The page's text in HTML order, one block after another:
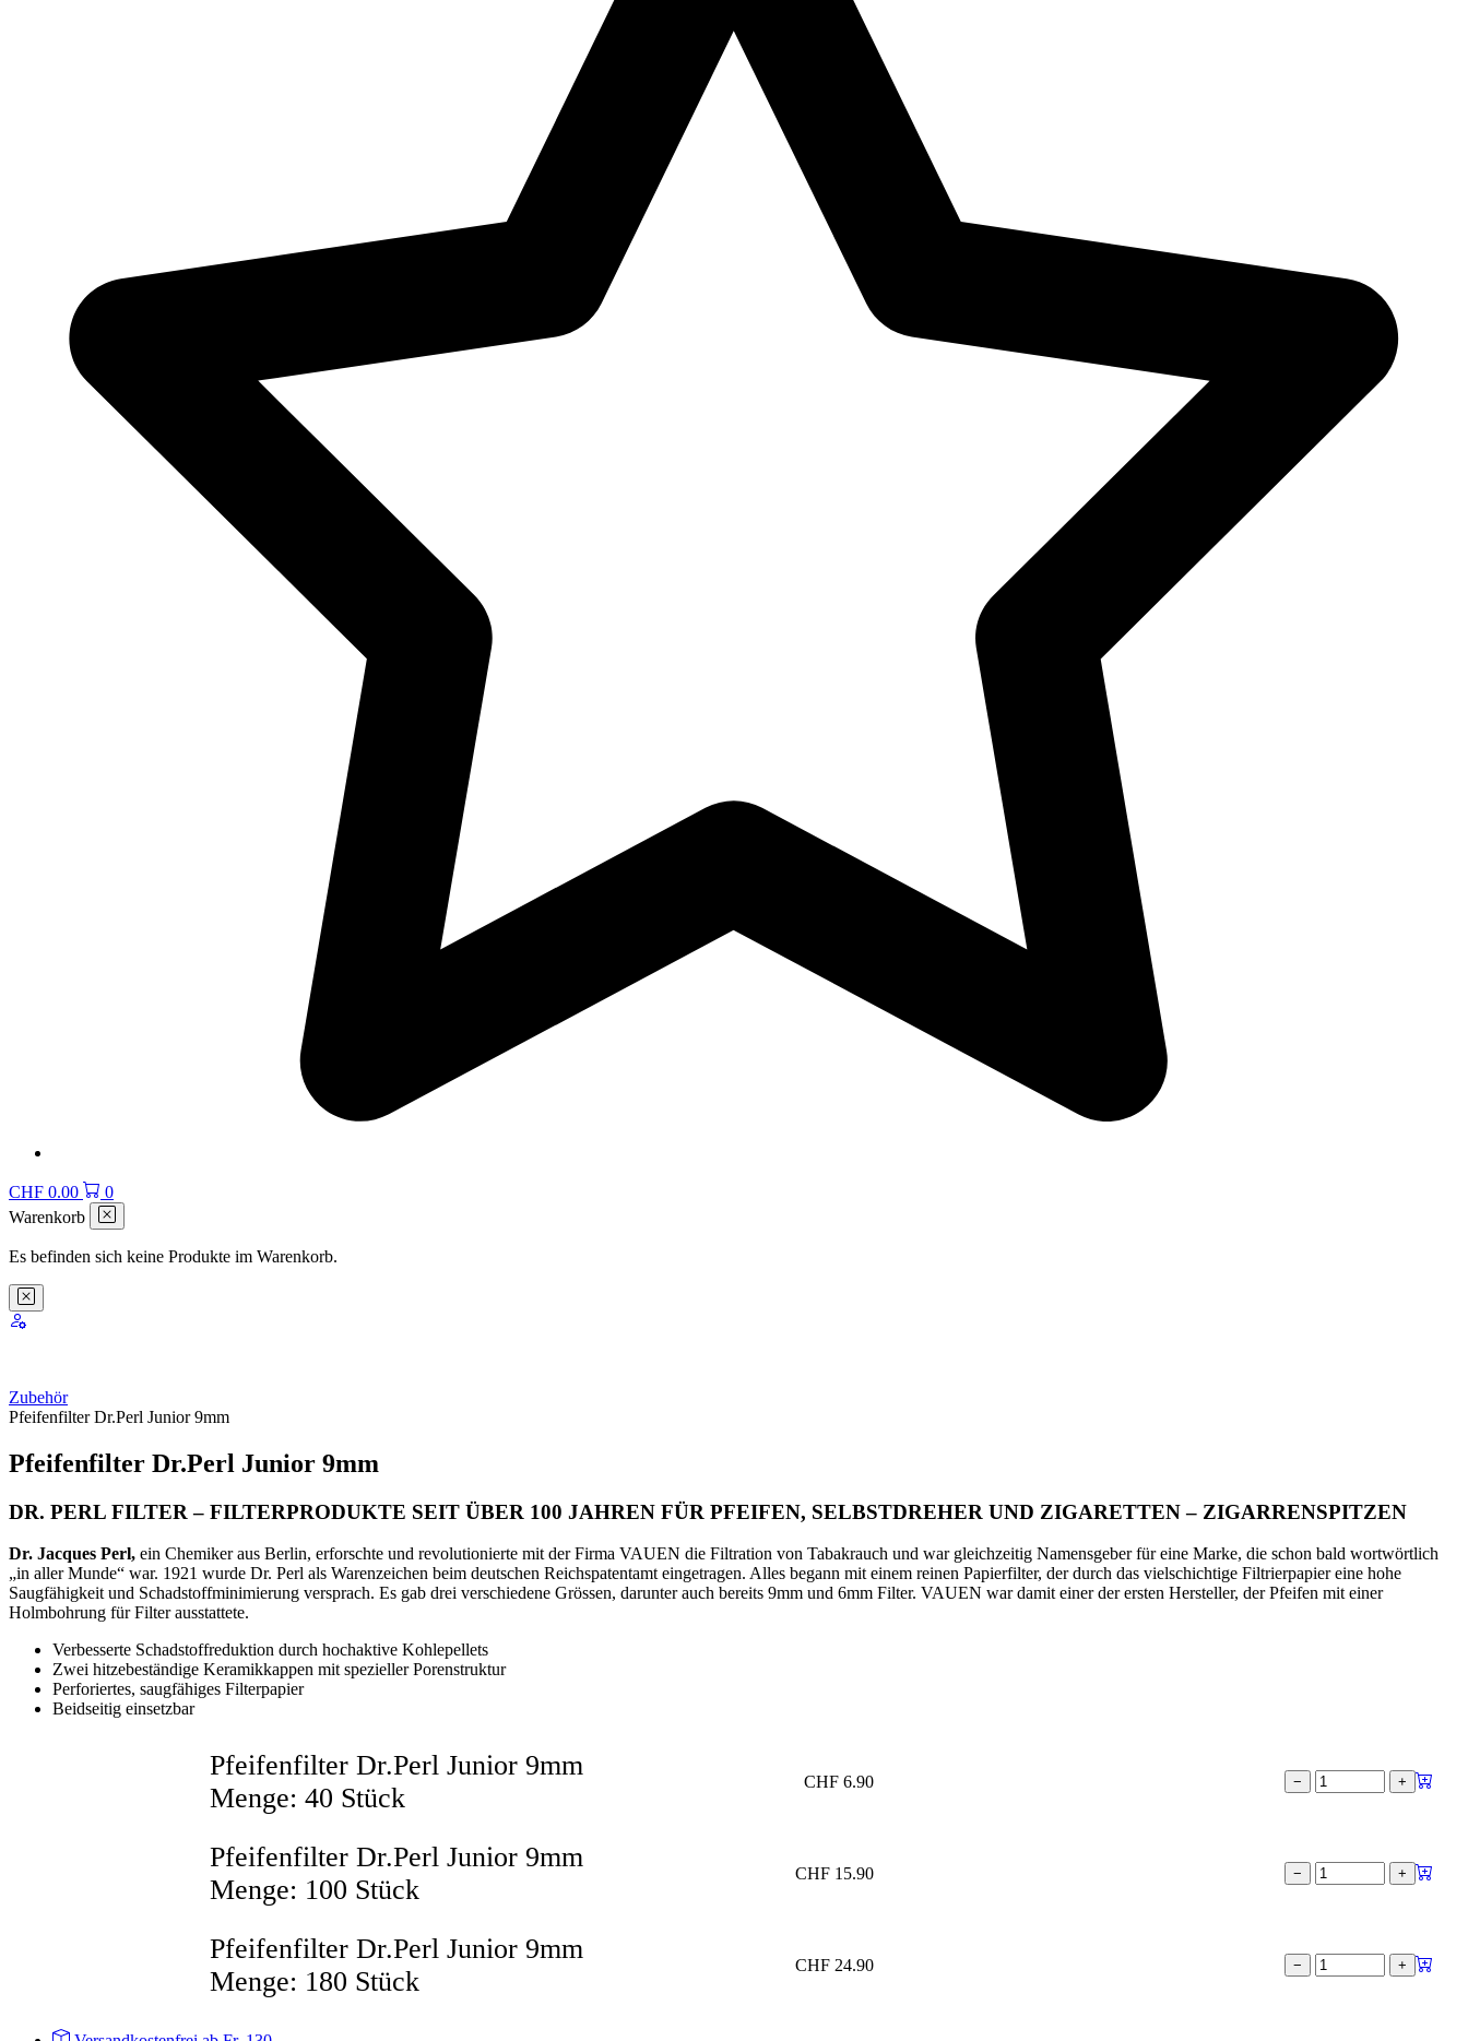
CHF 0.00
0
Warenkorb
Es befinden sich keine Produkte im Warenkorb.
Zubehör
Pfeifenfilter Dr.Perl Junior 9mm
Pfeifenfilter Dr.Perl Junior 9mm
DR. PERL FILTER – FILTERPRODUKTE SEIT ÜBER 100 JAHREN FÜR PFEIFEN, SELBSTDREHER UND ZIGARETTEN – ZIGARRENSPITZEN
Dr. Jacques Perl, ein Chemiker aus Berlin, erforschte und revolutionierte mit der Firma VAUEN die Filtration von Tabakrauch und war gleichzeitig Namensgeber für eine Marke, die schon bald wortwörtlich
„in aller Munde“ war. 1921 wurde Dr. Perl als Warenzeichen beim deutschen Reichspatentamt eingetragen. Alles begann mit einem reinen Papierfilter, der durch das vielschichtige Filtrierpapier eine hohe
Saugfähigkeit und Schadstoffminimierung versprach. Es gab drei verschiedene Grössen, darunter auch bereits 9mm und 6mm Filter. VAUEN war damit einer der ersten Hersteller, der Pfeifen mit einer
Holmbohrung für Filter ausstattete.
Verbesserte Schadstoffreduktion durch hochaktive Kohlepellets
Zwei hitzebeständige Keramikkappen mit spezieller Porenstruktur
Perforiertes, saugfähiges Filterpapier
Beidseitig einsetzbar
Pfeifenfilter Dr.Perl Junior 9mm
Menge: 40 Stück
CHF 6.90 − +
Pfeifenfilter Dr.Perl Junior 9mm
Menge: 100 Stück
CHF 15.90 − +
Pfeifenfilter Dr.Perl Junior 9mm
Menge: 180 Stück
CHF 24.90 − +